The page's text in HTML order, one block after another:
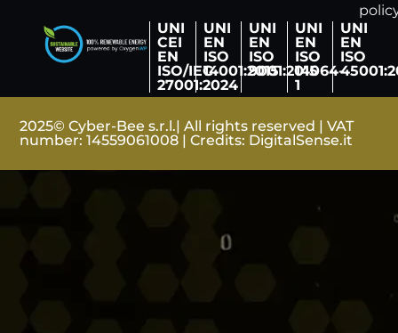
UNI
CEI
EN
ISO/IEC
27001:2024
UNI
EN
ISO
14001:2015
UNI
EN
ISO
9001:2015
UNI
EN
ISO
14064-
1
UNI
EN
ISO
2025© Cyber-Bee s.r.l.| All rights reserved | VAT
number: 14559061008 | Credits: DigitalSense.it